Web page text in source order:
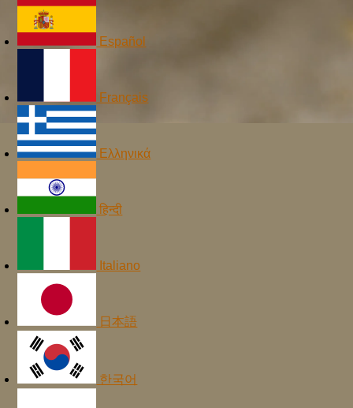
Español
Français
Ελληνικά
हिन्दी
Italiano
日本語
한국어